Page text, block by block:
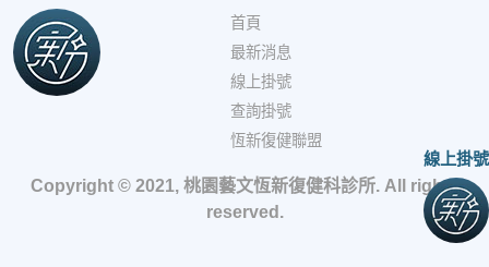
首頁
最新消息
線上掛號
查詢掛號
恆新復健聯盟
Copyright © 2021, 桃園藝文恆新復健科診所. All rights
reserved.
線上掛號